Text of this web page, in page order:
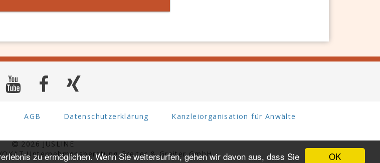
OK
zu ermöglichen. Wenn Sie weitersurfen, gehen wir davon aus, dass Sie
AGB Datenschutzerklärung Kanzleiorganisation für Anwälte
2026 JUSLINE
Unternehmensberatung Greiter & Greiter GmbH.